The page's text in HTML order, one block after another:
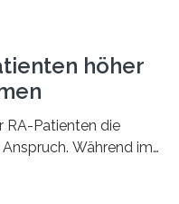
höher
RA-Patienten die
Während im